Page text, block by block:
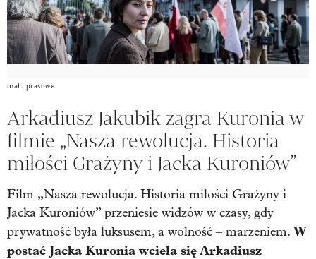
mat. prasowe
Arkadiusz Jakubik zagra Kuronia w
filmie „Nasza rewolucja. Historia
miłości Grażyny i Jacka Kuroniów”
Film „Nasza rewolucja. Historia miłości Grażyny i
Jacka Kuroniów” przeniesie widzów w czasy, gdy
prywatność była luksusem, a wolność – marzeniem. W
postać Jacka Kuronia wciela się Arkadiusz